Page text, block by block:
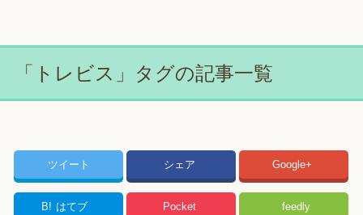
「トレビス」タグの記事一覧
ツイート シェア Google+
B! はてブ Pocket feedly